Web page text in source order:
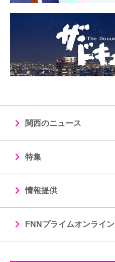
関西のニュース
特集
情報提供
FNNプライムオンライン